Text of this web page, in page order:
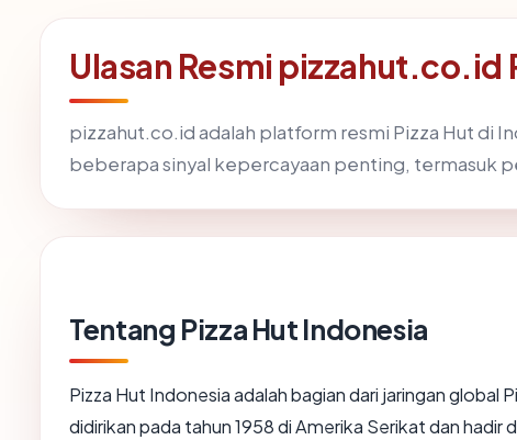
Ulasan Resmi pizzahut.co.id
pizzahut.co.id adalah platform resmi Pizza Hut di
beberapa sinyal kepercayaan penting, termasuk
Tentang Pizza Hut Indonesia
Pizza Hut Indonesia adalah bagian dari jaringan global
didirikan pada tahun 1958 di Amerika Serikat dan